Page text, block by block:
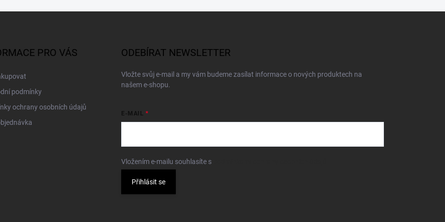
PRO VÁS
podmínky
ochrany osobních údajů
ODEBÍRAT NEWSLETTER
Vložte svůj e-mail a my vám budeme zasílat informace o nových produktech na
našem e-shopu.
E-MAIL
Vložením e-mailu souhlasíte s
Přihlásit se